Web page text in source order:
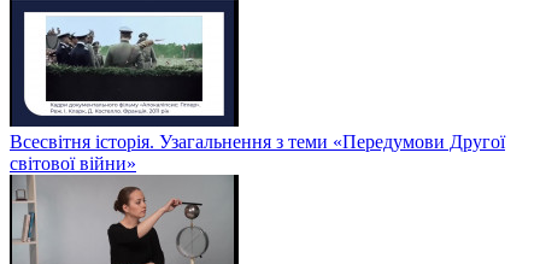
Всесвітня історія. Узагальнення з теми «Передумови Другої
світової війни»